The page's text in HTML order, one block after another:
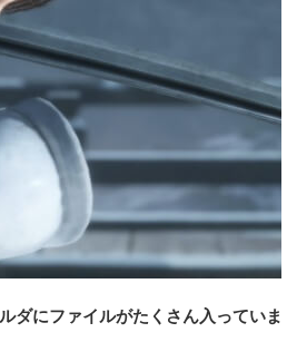
ダにファイルがたくさん入っていま